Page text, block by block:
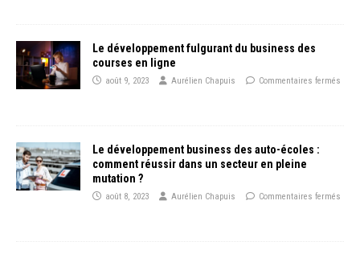
Le développement fulgurant du business des
courses en ligne
août 9, 2023 Aurélien Chapuis Commentaires fermés
Le développement business des auto-écoles :
comment réussir dans un secteur en pleine
mutation ?
août 8, 2023 Aurélien Chapuis Commentaires fermés